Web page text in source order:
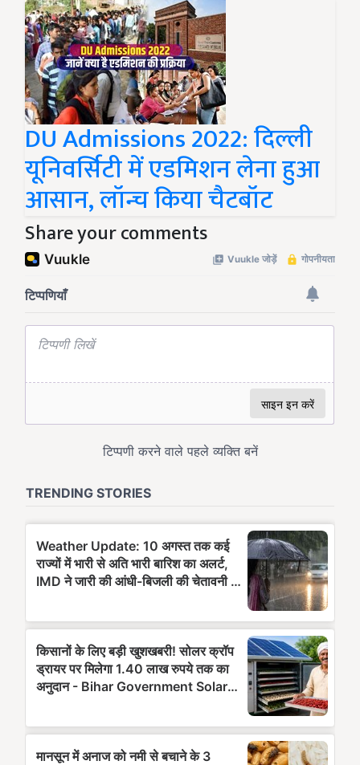
DU Admissions 2022: दिल्ली
यूनिवर्सिटी में एडमिशन लेना हुआ
आसान, लॉन्च किया चैटबॉट
Share your comments